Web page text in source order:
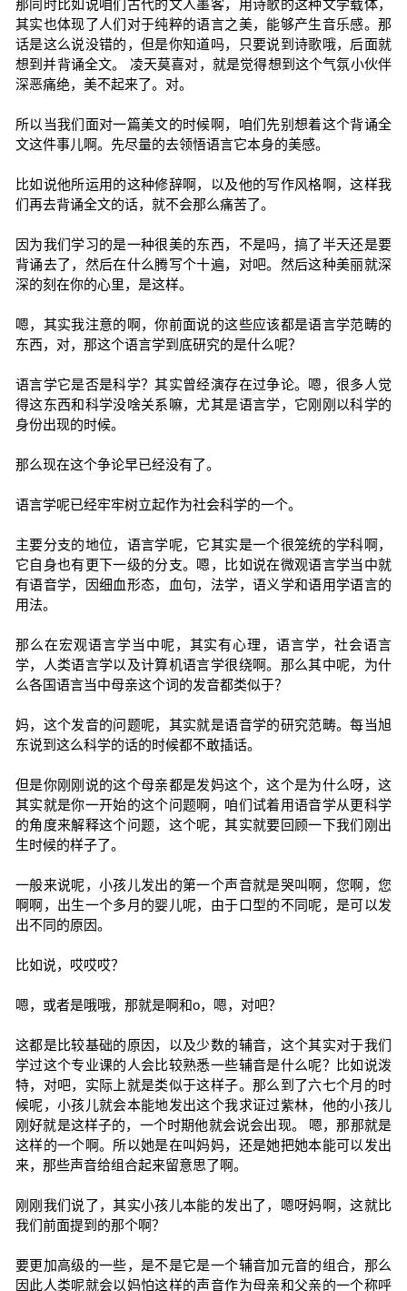
那同时比如说咱们古代的文人墨客，用诗歌的这种文学载体，
其实也体现了人们对于纯粹的语言之美，能够产生音乐感。那
话是这么说没错的，但是你知道吗，只要说到诗歌哦，后面就
想到并背诵全文。 凌天莫喜对，就是觉得想到这个气氛小伙伴
深恶痛绝，美不起来了。对。
所以当我们面对一篇美文的时候啊，咱们先别想着这个背诵全
文这件事儿啊。先尽量的去领悟语言它本身的美感。
比如说他所运用的这种修辞啊，以及他的写作风格啊，这样我
们再去背诵全文的话，就不会那么痛苦了。
因为我们学习的是一种很美的东西，不是吗，搞了半天还是要
背诵去了，然后在什么腾写个十遍，对吧。然后这种美丽就深
深的刻在你的心里，是这样。
嗯，其实我注意的啊，你前面说的这些应该都是语言学范畴的
东西，对，那这个语言学到底研究的是什么呢？
语言学它是否是科学？其实曾经演存在过争论。嗯，很多人觉
得这东西和科学没啥关系嘛，尤其是语言学，它刚刚以科学的
身份出现的时候。
那么现在这个争论早已经没有了。
语言学呢已经牢牢树立起作为社会科学的一个。
主要分支的地位，语言学呢，它其实是一个很笼统的学科啊，
它自身也有更下一级的分支。嗯，比如说在微观语言学当中就
有语音学，因细血形态，血句，法学，语义学和语用学语言的
用法。
那么在宏观语言学当中呢，其实有心理，语言学，社会语言
学，人类语言学以及计算机语言学很绕啊。那么其中呢，为什
么各国语言当中母亲这个词的发音都类似于？
妈，这个发音的问题呢，其实就是语音学的研究范畴。每当旭
东说到这么科学的话的时候都不敢插话。
但是你刚刚说的这个母亲都是发妈这个，这个是为什么呀，这
其实就是你一开始的这个问题啊，咱们试着用语音学从更科学
的角度来解释这个问题，这个呢，其实就要回顾一下我们刚出
生时候的样子了。
一般来说呢，小孩儿发出的第一个声音就是哭叫啊，您啊，您
啊啊，出生一个多月的婴儿呢，由于口型的不同呢，是可以发
出不同的原因。
比如说，哎哎哎？
嗯，或者是哦哦，那就是啊和o，嗯，对吧？
这都是比较基础的原因，以及少数的辅音，这个其实对于我们
学过这个专业课的人会比较熟悉一些辅音是什么呢？比如说泼
特，对吧，实际上就是类似于这样子。那么到了六七个月的时
候呢，小孩儿就会本能地发出这个我求证过紫林，他的小孩儿
刚好就是这样子的，一个时期他就会说会出现。 嗯，那那就是
这样的一个啊。所以她是在叫妈妈，还是她把她本能可以发出
来，那些声音给组合起来留意思了啊。
刚刚我们说了，其实小孩儿本能的发出了，嗯呀妈啊，这就比
我们前面提到的那个啊？
要更加高级的一些，是不是它是一个辅音加元音的组合，那么
因此人类呢就会以妈怕这样的声音作为母亲和父亲的一个称呼